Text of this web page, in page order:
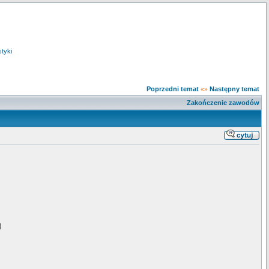
Poprzedni temat «» Następny temat
Zakończenie zawodów